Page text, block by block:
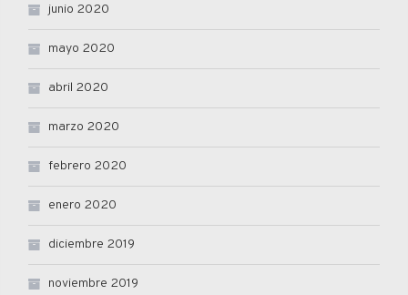
junio 2020
mayo 2020
abril 2020
marzo 2020
febrero 2020
enero 2020
diciembre 2019
noviembre 2019